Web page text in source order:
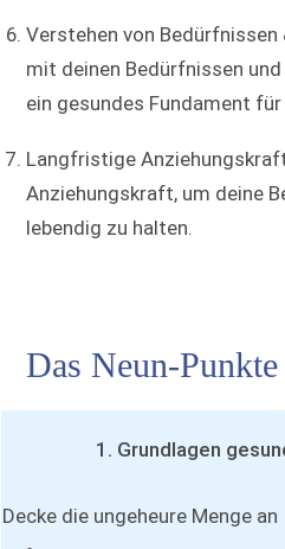
Verstehen von Bedürfnissen
mit deinen Bedürfnissen
ein gesundes Fundament für
Langfristige
Anziehungskraft, um deine
lebendig zu halten.
Das Neun-
1. Grundlagen
Decke die ungeheure Menge